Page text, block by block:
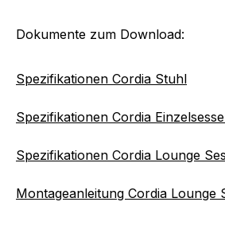
Dokumente zum Download:
Spezifikationen Cordia Stuhl
Spezifikationen Cordia
Spezifikationen Cordia Lounge
Montageanleitung Cordia Lounge